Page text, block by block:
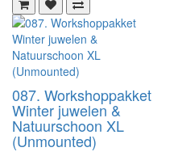
087. Workshoppakket
Winter juwelen &
Natuurschoon XL
(Unmounted)